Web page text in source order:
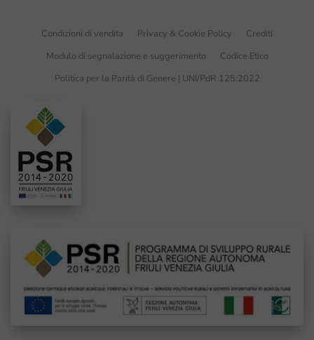
Condizioni di vendita Privacy & Cookie Policy
Crediti
Modulo di segnalazione e suggerimento
Codice Etico
Politica per la Parità di Genere | UNI/PdR 125:2022